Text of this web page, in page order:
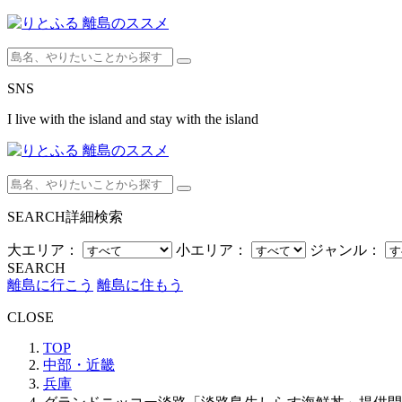
SNS
I live with the island and stay with the island
SEARCH詳細検索
大エリア： 小エリア： ジャンル：
SEARCH
離島に行こう 離島に住もう
CLOSE
TOP
中部・近畿
兵庫